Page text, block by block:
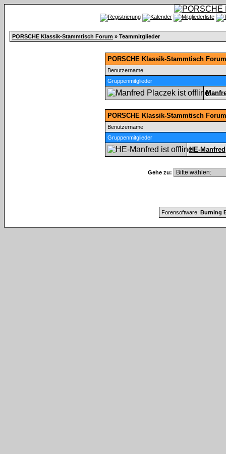
PORSCHE Klassik-Stammtisch Forum » Teammitglieder
PORSCHE Klassik-Stammtisch
Benutzername
Gruppenmitglieder
PORSCHE Klassik-Stammtisch
Benutzername
Gruppenmitglieder
HE-Manfred
Gehe zu:
Forensoftware: Burning